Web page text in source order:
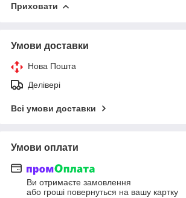
Приховати
Умови доставки
Нова Пошта
Делівері
Всі умови доставки
Умови оплати
Ви отримаєте замовлення
або гроші повернуться на вашу картку